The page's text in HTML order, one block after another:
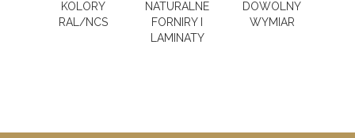
KOLORY
RAL/NCS
NATURALNE
FORNIRY I
LAMINATY
DOWOLNY
WYMIAR